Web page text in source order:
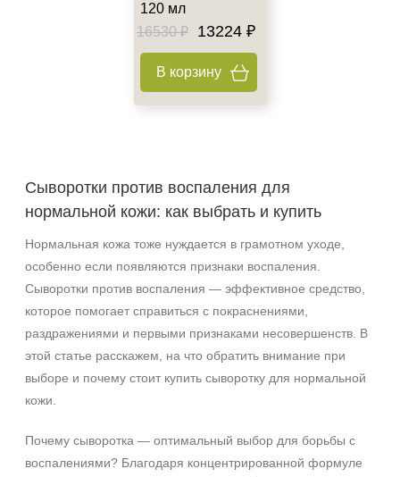
120 мл
16530 ₽
13224 ₽
В корзину
Сыворотки против воспаления для
нормальной кожи: как выбрать и купить
Нормальная кожа тоже нуждается в грамотном уходе,
особенно если появляются признаки воспаления.
Сыворотки против воспаления — эффективное средство,
которое помогает справиться с покраснениями,
раздражениями и первыми признаками несовершенств. В
этой статье расскажем, на что обратить внимание при
выборе и почему стоит купить сыворотку для нормальной
кожи.
Почему сыворотка — оптимальный выбор для борьбы с
воспалениями? Благодаря концентрированной формуле